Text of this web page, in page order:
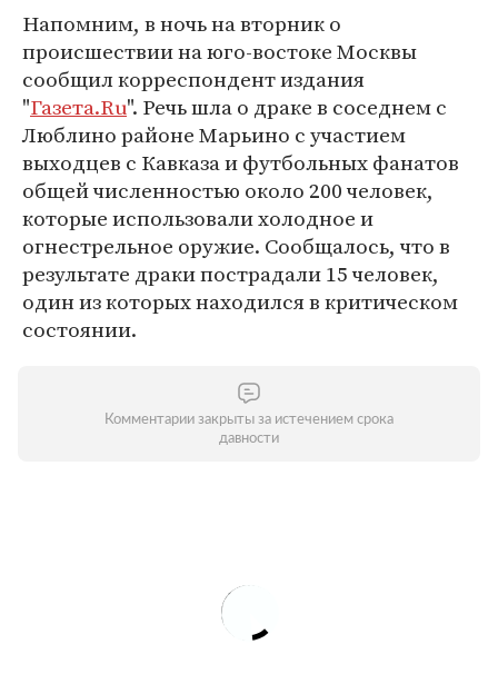
Напомним, в ночь на вторник о
происшествии на юго-востоке Москвы
сообщил корреспондент издания
"Газета.Ru". Речь шла о драке в соседнем с
Люблино районе Марьино с участием
выходцев с Кавказа и футбольных фанатов
общей численностью около 200 человек,
которые использовали холодное и
огнестрельное оружие. Сообщалось, что в
результате драки пострадали 15 человек,
один из которых находился в критическом
состоянии.
Комментарии закрыты за истечением срока
давности